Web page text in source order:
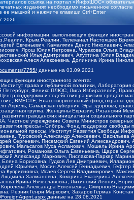
ссылка на портал «ИнфоШОС»
изданиях необходимо письменное
ее мышкой и нажмите клавиши Ctrl+Enter
2026
информации, выполняющих функции
Крым.Реалии, Телеканал Настоящее
Евгеньевич, Камалягин Денис Николаевич,
Ярош Юлия Петровна, Чуракова Ольга
Илья Дмитриевич, Апухтина Юлия
Алеся Алексеевна, Долинина Ирина
7755/ данные на 03.09.2021
функции иностранного агента:
права и публичной политики,
Феникс ПЛЮС, Лига Избирателей,
поддержки и содействия развитию средств
ВМЕСТЕ, Благотворительный фонд охраны
Апрель, Самарская губерния, Эра здоровья,
группа, Женщины Евразии, Рязанский
гражданских инициатив и социального
учреждение Совета Министров северных
прессы - Сибирь, Фонд поддержки
прессы, Институт Развития Свободы
Туровский Александр Алексеевич,
Сергеевич, Писемский Евгений
Мальсагов Муса Асланович, Мошель Ирина
Романова Ольга Евгеньевна, Щаров
Александр Маркович, Пислакова-Паркер
Елена Борисовна, Гудков Лев Дмитриевич,
Юрьевич, Мосин Алексей Геннадьевич,
Куприяновна, Исаев Сергей Владимирович,
Залмановна, Кокорина Екатерина
Ирина Вячеславовна, Литинский Леонид
Александра Евгеньевна, Смирнов
Резник Генри Маркович, Захаров Герман
данные на 28.08.2021